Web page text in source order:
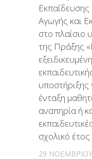
Εκπαίδευσης
Αγωγής και
στο πλαίσιο
της Πράξης
υποστήριξης
ένταξη
αναπηρία ή
σχολικό
29